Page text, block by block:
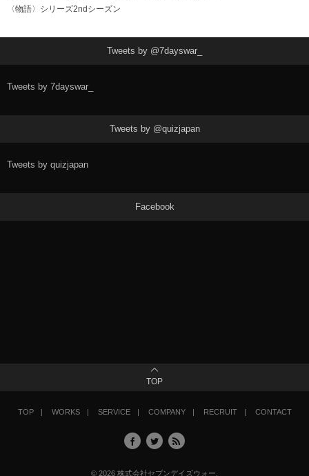
〈物語〉シリーズ2ndシーズン
Tweets by @7dayswar_
Tweets by 7dayswar_
Tweets by @quizjapan
Tweets by quizjapan
Facebook
TOP
TOP WORKS SERVICE COMPANY RECRUIT CONTACT
© 2026 株式会社セブンデイズウォー